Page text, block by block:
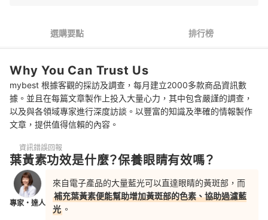
4 依照個人需求選擇複方營養素
5 選擇通過檢測認證的專利產品更安全
葉黃素 推薦排行榜
延伸瀏覽更多保養眼睛的保健食品
選購要點 排行榜
Why You Can Trust Us
mybest 根據客觀的採訪及調查，每月建立2000多款商品資訊數
據。並且在每篇文章製作上投入大量心力，其中包含嚴謹的調查，
以及與各領域專家進行深度訪談。以豐富的知識及準確的情報製作
文章，提供值得信賴的內容。
資訊錯誤回報
葉黃素功效是什麼？保養眼睛有效嗎？
專家・達人
來自電子產品的大量藍光可以直達眼睛的黃斑部，而
補充葉黃素便能幫助增加黃斑部的色素、協助過濾藍
光 。